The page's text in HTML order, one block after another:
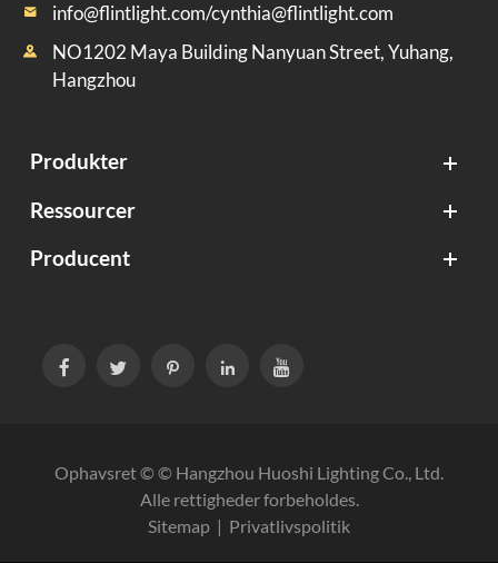
 info@flintlight.com/cynthia@flintlight.com

NO1202 Maya Building Nanyuan Street, Yuhang,
Hangzhou
Produkter
Ressourcer
Producent
    
Ophavsret © © Hangzhou Huoshi Lighting Co., Ltd.
Alle rettigheder forbeholdes.
Sitemap | Privatlivspolitik